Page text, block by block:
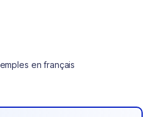
en français